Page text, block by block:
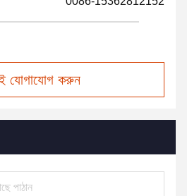
যোগাযোগ করুন